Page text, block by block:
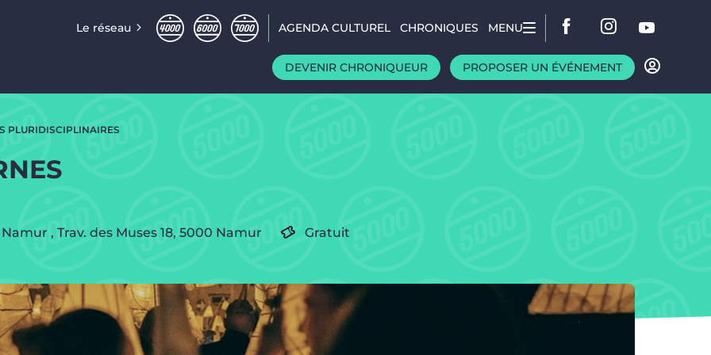
Le réseau AGENDA CULTUREL CHRONIQUES MENU
DEVENIR CHRONIQUEUR PROPOSER UN ÉVÉNEMENT
PLURIDISCIPLINAIRES
Namur , Trav. des Muses 18, 5000 Namur Gratuit